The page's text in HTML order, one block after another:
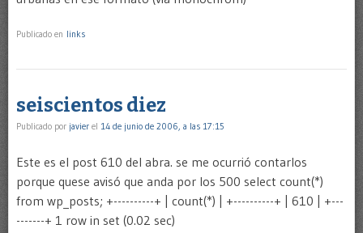
Publicado en links
seiscientos diez
Publicado por javier el 14 de junio de 2006, a las 17:15
Este es el post 610 del abra. se me ocurrió contarlos
porque quese avisó que anda por los 500 select count(*)
from wp_posts; +----------+ | count(*) | +----------+ | 610 | +---
-------+ 1 row in set (0.02 sec)